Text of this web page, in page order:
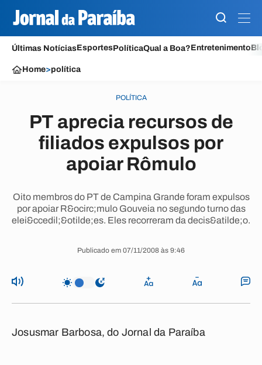
Últimas NotíciasEsportesPolíticaQual a Boa?Entretenimento
Home>política
POLÍTICA
PT aprecia recursos de
filiados expulsos por
apoiar Rômulo
Oito membros do PT de Campina Grande foram expulsos
por apoiar R&ocirc;mulo Gouveia no segundo turno das
elei&ccedil;&otilde;es. Eles recorreram da decis&atilde;o.
Publicado em 07/11/2008 às 9:46
Josusmar Barbosa, do Jornal da Paraíba